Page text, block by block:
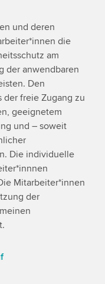
und deren
die
am
der anwendbaren
Den
der freie Zugang zu
geeignetem
und – soweit
Die individuelle
Mitarbeiter*innen
der